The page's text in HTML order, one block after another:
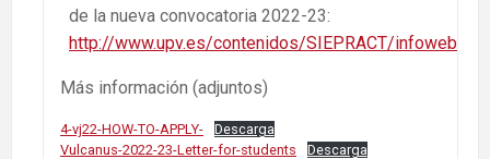
de la nueva convocatoria 2022-23:
http://www.upv.es/contenidos/SIEPRACT/infoweb/
Más información (adjuntos)
4-vj22-HOW-TO-APPLY-
Descarga
Vulcanus-2022-23-Letter-for-students
Descarga